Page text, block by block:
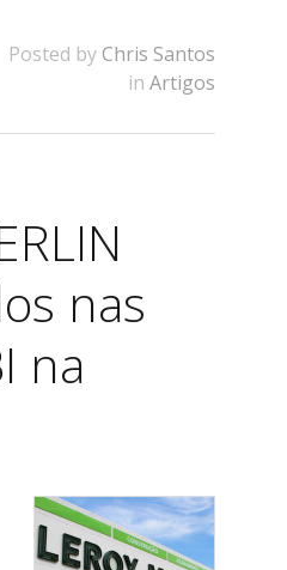
Posted by Chris Santos
inArtigos
nas
na